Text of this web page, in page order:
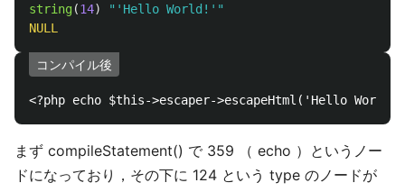
string(14)
"'Hello World!'"
NULL
コンパイル後
まず compileStatement() で 359 （ echo ）というノー
ドになっており，その下に 124 という type のノードが